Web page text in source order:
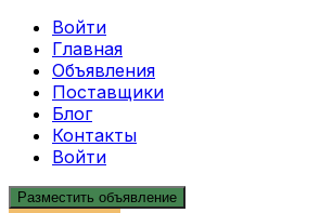
Войти
Главная
Объявления
Поставщики
Блог
Контакты
Войти
Разместить объявление